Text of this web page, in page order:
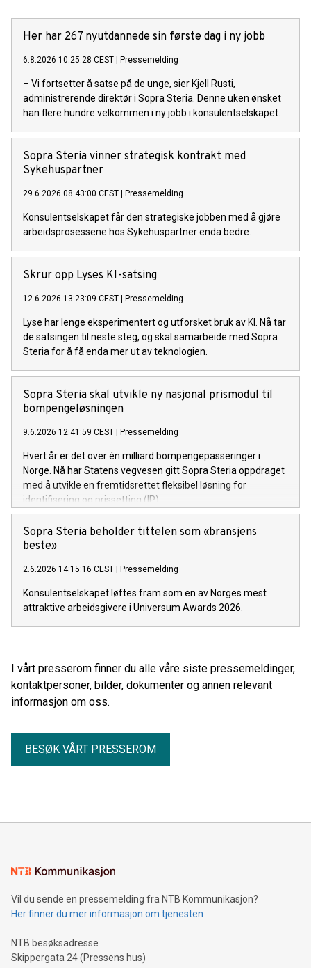
Her har 267 nyutdannede sin første dag i ny jobb
6.8.2026 10:25:28 CEST | Pressemelding
– Vi fortsetter å satse på de unge, sier Kjell Rusti,
administrerende direktør i Sopra Steria. Denne uken ønsket
han flere hundre velkommen i ny jobb i konsulentselskapet.
Sopra Steria vinner strategisk kontrakt med
Sykehuspartner
29.6.2026 08:43:00 CEST | Pressemelding
Konsulentselskapet får den strategiske jobben med å gjøre
arbeidsprosessene hos Sykehuspartner enda bedre.
Skrur opp Lyses KI-satsing
12.6.2026 13:23:09 CEST | Pressemelding
Lyse har lenge eksperimentert og utforsket bruk av KI. Nå tar
de satsingen til neste steg, og skal samarbeide med Sopra
Steria for å få enda mer ut av teknologien.
Sopra Steria skal utvikle ny nasjonal prismodul til
bompengeløsningen
9.6.2026 12:41:59 CEST | Pressemelding
Hvert år er det over én milliard bompengepasseringer i
Norge. Nå har Statens vegvesen gitt Sopra Steria oppdraget
med å utvikle en fremtidsrettet fleksibel løsning for
identifisering og prissetting (IP).
Sopra Steria beholder tittelen som «bransjens
beste»
2.6.2026 14:15:16 CEST | Pressemelding
Konsulentselskapet løftes fram som en av Norges mest
attraktive arbeidsgivere i Universum Awards 2026.
I vårt presserom finner du alle våre siste pressemeldinger,
kontaktpersoner, bilder, dokumenter og annen relevant
informasjon om oss.
BESØK VÅRT PRESSEROM
Vil du sende en pressemelding fra NTB Kommunikasjon?
Her finner du mer informasjon om tjenesten
NTB besøksadresse
Skippergata 24 (Pressens hus)